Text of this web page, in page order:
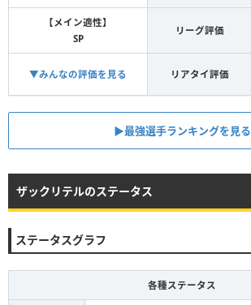
【メイン適性】
SP
リーグ評価
▼みんなの評価を見る リアタイ評価
▶︎最強選手ランキングを見る
ザックリテルのステータス
ステータスグラフ
各種ステータス